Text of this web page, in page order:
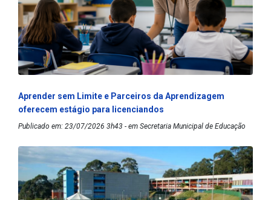
Aprender sem Limite e Parceiros da Aprendizagem
oferecem estágio para licenciandos
Publicado em: 23/07/2026 3h43 - em Secretaria Municipal de Educação